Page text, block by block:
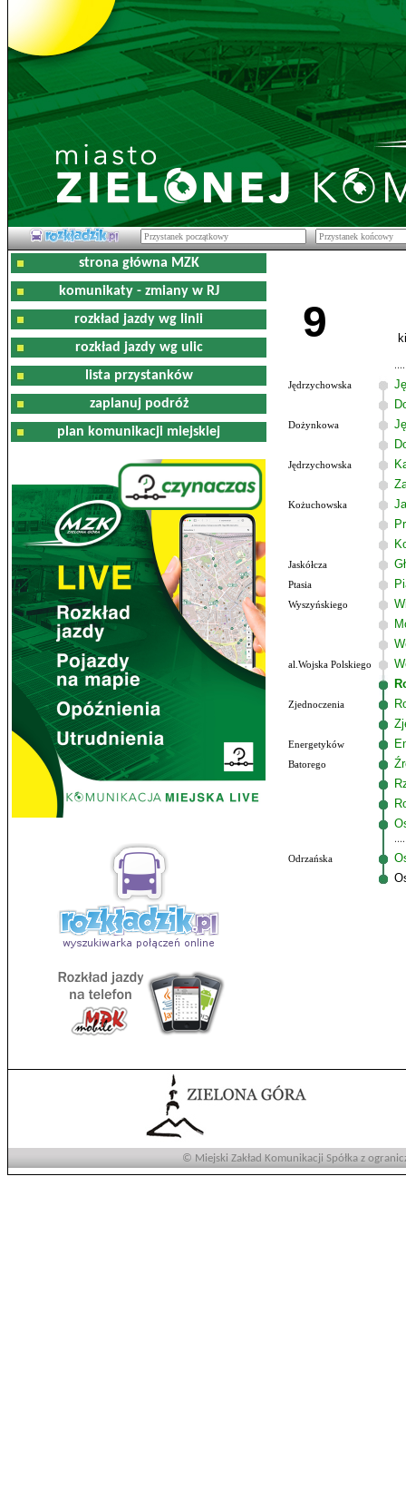
strona główna MZK
komunikaty - zmiany w RJ
rozkład jazdy wg linii
rozkład jazdy wg ulic
lista przystanków
zaplanuj podróż
plan komunikacji miejskiej
9
Jędrzychowska
Dożynkowa
Jędrzychowska
Kożuchowska
Jaskółcza
Ptasia
Wyszyńskiego
al.Wojska Polskiego
Zjednoczenia
Energetyków
Batorego
Odrzańska
© Miejski Zakład Komunikacji Spółka z